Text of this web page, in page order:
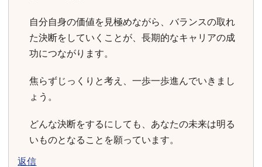
自分自身の価値を見極めながら、バランスの取れ
た決断をしていくことが、長期的なキャリアの成
功につながります。
焦らずじっくりと考え、一歩一歩進んでいきまし
ょう。
どんな決断をするにしても、あなたの未来は明る
いものとなることを願っています。
返信